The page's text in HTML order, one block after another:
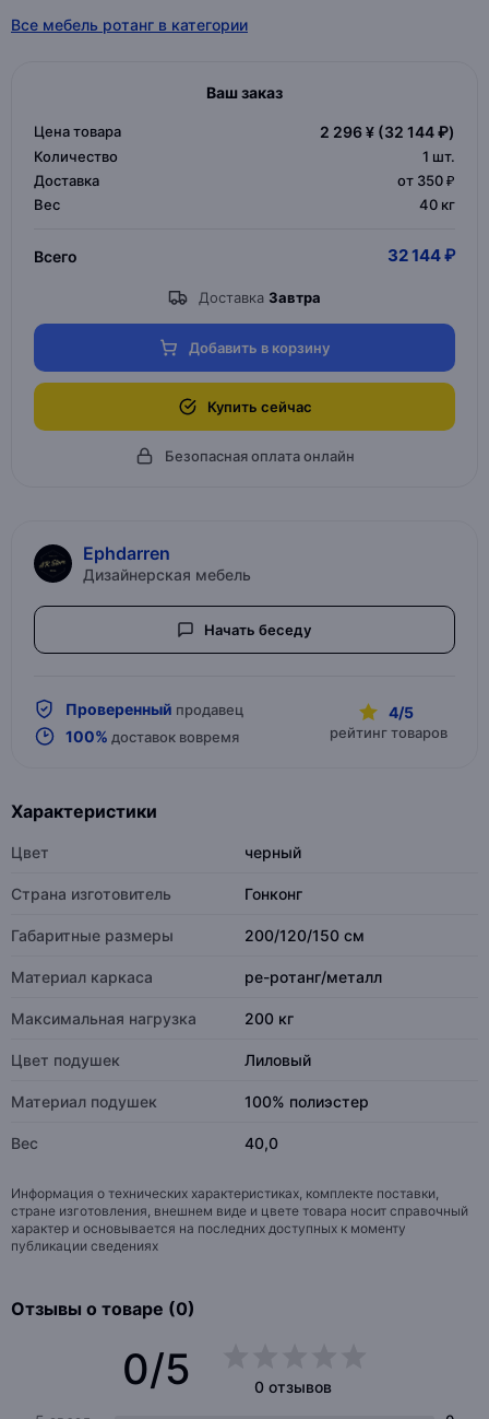
Все мебель ротанг в категории
Ваш заказ
Цена товара 2 296 ¥ (32 144 ₽)
Количество 1 шт.
Доставка
от 350 ₽
Вес
40 кг
Всего 32 144 ₽
Доставка Завтра
Добавить в корзину
Купить сейчас
Безопасная оплата онлайн
Ephdarren
Дизайнерская мебель
Начать беседу
Проверенный продавец
100% доставок вовремя
4/5
рейтинг товаров
Характеристики
Цвет черный
Страна изготовитель Гонконг
Габаритные размеры 200/120/150 см
Материал каркаса pe-ротанг/металл
Максимальная нагрузка 200 кг
Цвет подушек Лиловый
Материал подушек 100% полиэстер
Вес 40,0
Информация о технических характеристиках, комплекте поставки,
стране изготовления, внешнем виде и цвете товара носит справочный
характер и основывается на последних доступных к моменту
публикации сведениях
Отзывы о товаре (0)
0/5
0 отзывов